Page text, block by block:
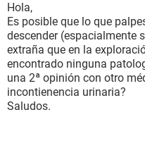
Hola,
Es posible que lo que
descender (espacialmente
extraña que en la
encontrado ninguna
una 2ª opinión con otro
incontienencia urinaria?
Saludos.